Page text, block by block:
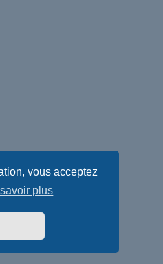
vous acceptez
plus